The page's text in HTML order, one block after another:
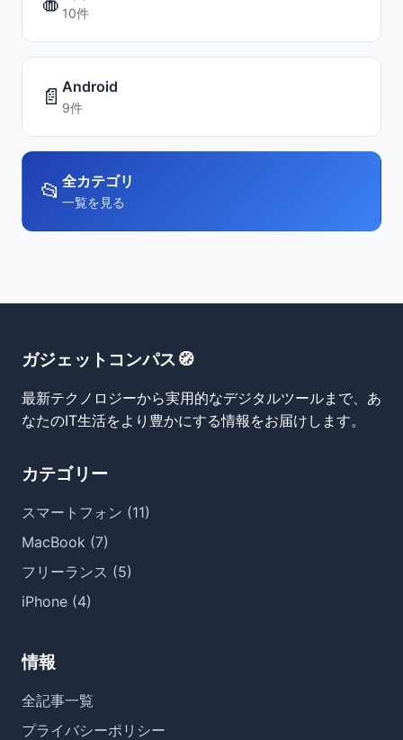
10件
📄 Android
9件
📂 全カテゴリ
一覧を見る
ガジェットコンパス🧭
最新テクノロジーから実用的なデジタルツールまで、あ
なたのIT生活をより豊かにする情報をお届けします。
カテゴリー
スマートフォン (11)
MacBook (7)
フリーランス (5)
iPhone (4)
情報
全記事一覧
プライバシーポリシー